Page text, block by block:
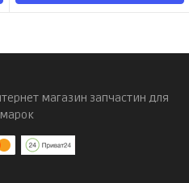
магазин запчастин для